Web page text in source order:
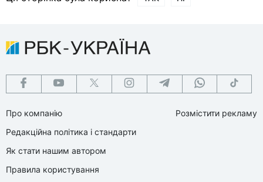
Про компанію
Редакційна політика і стандарти
Як стати нашим автором
Правила користування
Розмістити рекламу